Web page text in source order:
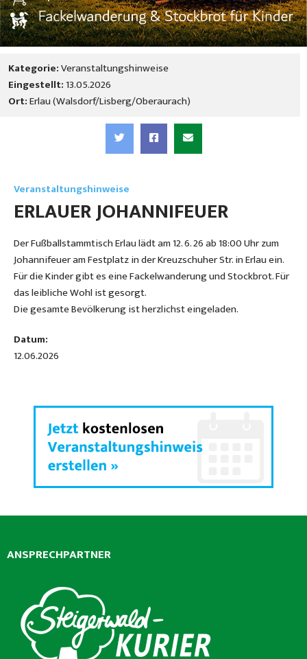
Kategorie:Veranstaltungshinweise
Eingestellt:13.05.2026
Ort:Erlau (Walsdorf/Lisberg/Oberaurach)
Veranstaltungshinweise
ERLAUER JOHANNIFEUER
Der Fußballstammtisch Erlau lädt am 12. 6. 26 ab 18:00 Uhr zum
Johannifeuer am Festplatz in der Kreuzschuher Str. in Erlau ein.
Für die Kinder gibt es eine Fackelwanderung und Stockbrot. Für
das leibliche Wohl ist gesorgt.
Die gesamte Bevölkerung ist herzlichst eingeladen.
Datum:
12.06.2026
ANSPRECHPARTNER